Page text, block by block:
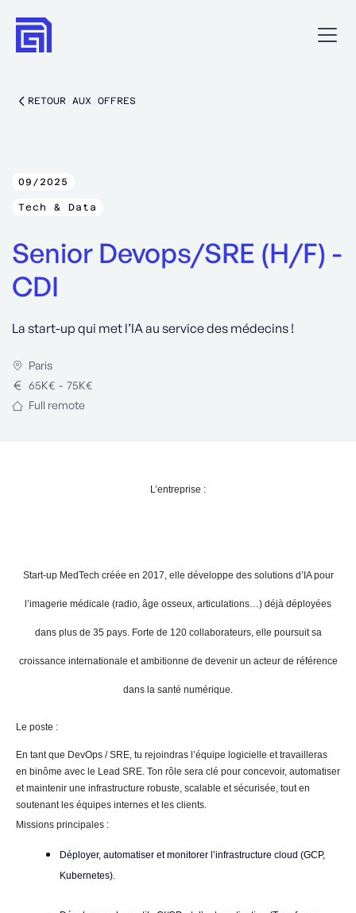
RETOUR AUX OFFRES
09/2025
Tech & Data
Senior Devops/SRE (H/F) -
CDI
La start-up qui met l’IA au service des médecins !
Paris
65K€ - 75K€
Full remote
L’entreprise :
Start-up MedTech créée en 2017, elle développe des solutions d’IA pour
l’imagerie médicale (radio, âge osseux, articulations…) déjà déployées
dans plus de 35 pays. Forte de 120 collaborateurs, elle poursuit sa
croissance internationale et ambitionne de devenir un acteur de référence
dans la santé numérique.
Le poste :
En tant que DevOps / SRE, tu rejoindras l’équipe logicielle et travailleras
en binôme avec le Lead SRE. Ton rôle sera clé pour concevoir, automatiser
et maintenir une infrastructure robuste, scalable et sécurisée, tout en
soutenant les équipes internes et les clients.
Missions principales :
Déployer, automatiser et monitorer l’infrastructure cloud (GCP,
Kubernetes).